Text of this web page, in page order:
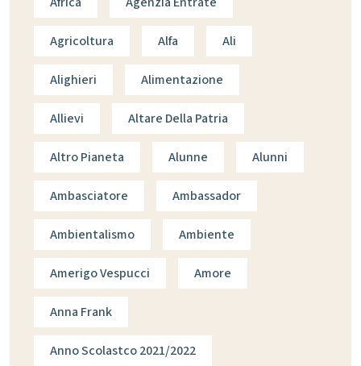
Agricoltura Alfa Ali
Alighieri Alimentazione
Allievi Altare Della Patria
Altro Pianeta Alunne Alunni
Ambasciatore Ambassador
Ambientalismo Ambiente
Amerigo Vespucci Amore
Anna Frank
Anno Scolastco 2021/2022